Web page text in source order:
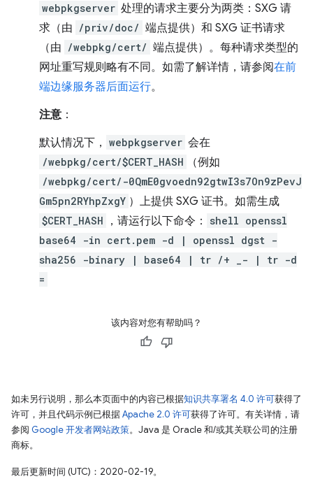
webpkgserver 处理的请求主要分为两类：SXG 请
求（由 /priv/doc/ 端点提供）和 SXG 证书请求
（由 /webpkg/cert/ 端点提供）。每种请求类型的
网址重写规则略有不同。如需了解详情，请参阅在前
端边缘服务器后面运行。
注意 ：
默认情况下， webpkgserver 会在
/webpkg/cert/$CERT_HASH （例如
/webpkg/cert/-0QmE0gvoedn92gtwI3s7On9zPevJ
Gm5pn2RYhpZxgY ）上提供 SXG 证书。如需生成
$CERT_HASH ，请运行以下命令：
shell openssl
base64 -in cert.pem -d | openssl dgst -
sha256 -binary | base64 | tr /+ _- | tr -d
=
该内容对您有帮助吗？
如未另行说明，那么本页面中的内容已根据知识共享署名 4.0 许可获得了
许可，并且代码示例已根据Apache 2.0 许可获得了许可。有关详情，请
参阅 Google 开发者网站政策。Java 是 Oracle 和/或其关联公司的注册
商标。
最后更新时间 (UTC)：2020-02-19。